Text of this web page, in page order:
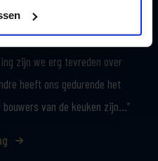
zijn we erg tevreden over
heeft ons gedurende het
van de keuken zijn…”